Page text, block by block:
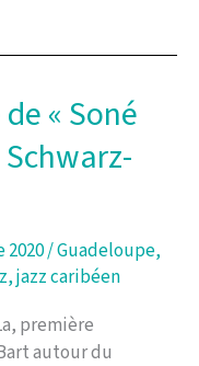
« Soné
2020/Guadeloupe,
,jazz caribéen
première
autour du